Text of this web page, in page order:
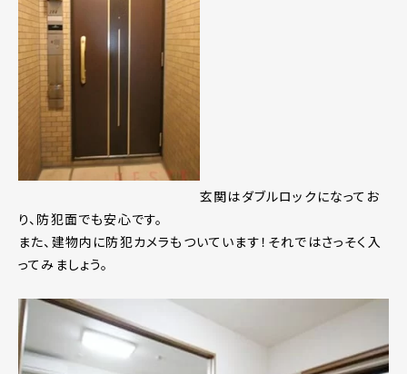
玄関はダブルロックになってお
り、防犯面でも安心です。
また、建物内に防犯カメラもついています！それではさっそく入
ってみましょう。